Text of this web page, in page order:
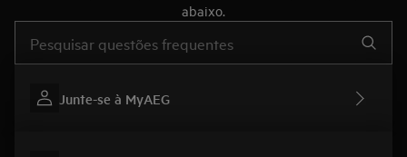
abaixo.
Junte-se à MyAEG